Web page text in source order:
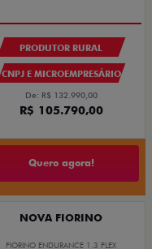
PRODUTOR RURAL
CNPJ E MICROEMPRESÁRIO
De: R$ 132.990,00
R$ 105.790,00
Quero agora!
NOVA FIORINO
FIORINO ENDURANCE 1.3 FLEX